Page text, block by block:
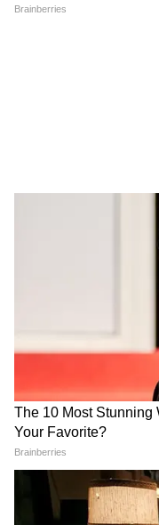
Image Credit :CHATGPT
বিধায়কদের থেকে
লোকসভার
ঘোষণা করেছেন ।